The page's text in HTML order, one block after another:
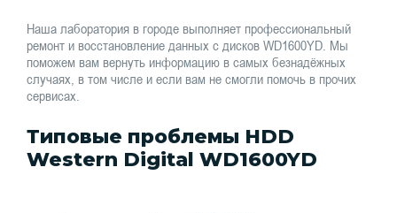
Наша лаборатория в городе выполняет профессиональный
ремонт и восстановление данных с дисков WD1600YD. Мы
поможем вам вернуть информацию в самых безнадёжных
случаях, в том числе и если вам не смогли помочь в прочих
сервисах.
Типовые проблемы HDD
Western Digital WD1600YD